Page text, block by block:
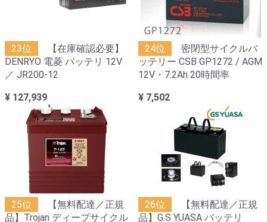
23位
【在庫確認必要】
DENRYO 電菱 バッテリ 12V
／ JR200-12
¥ 127,939
24位
密閉型サイクルバ
ッテリー CSB GP1272 / AGM
12V・7.2Ah 20時間率
¥ 7,502
25位
【無料配達／正規
品】Trojan ディープサイクル
26位
【無料配達／正規
品】G.S YUASA バッテリ